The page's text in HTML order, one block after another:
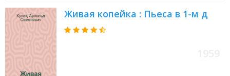
Живая копейка : Пьеса в 1-м д